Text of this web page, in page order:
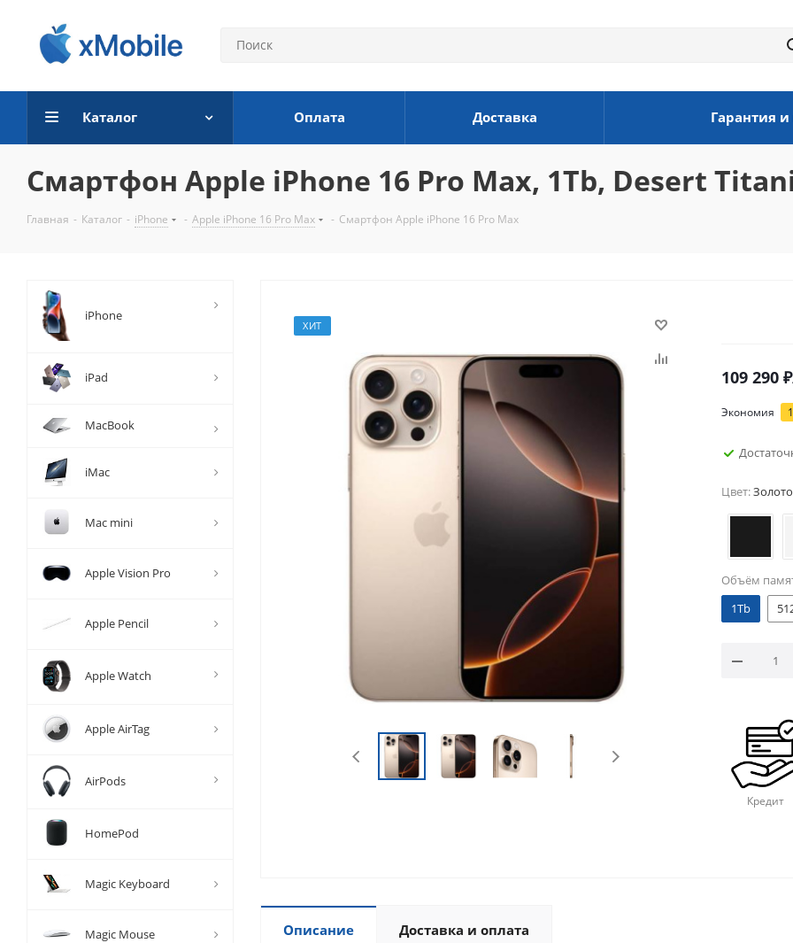
Каталог Оплата Доставка Гарантия и
Смартфон Apple iPhone 16 Pro Max, 1Tb, Desert
Главная - Каталог - iPhone - Apple iPhone 16 Pro Max - Смартфон Apple iPhone 16 Pro Max
ХИТ
109 290 ₽
Экономия
Цвет:
Объём
1Tb
Кредит
Описание Доставка и оплата
iPhone
iPad
MacBook
iMac
Mac mini
Apple Vision Pro
Apple Pencil
Apple Watch
Apple AirTag
AirPods
HomePod
Magic Keyboard
Magic Mouse